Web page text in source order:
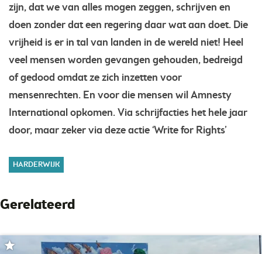
zijn, dat we van alles mogen zeggen, schrijven en
doen zonder dat een regering daar wat aan doet. Die
vrijheid is er in tal van landen in de wereld niet! Heel
veel mensen worden gevangen gehouden, bedreigd
of gedood omdat ze zich inzetten voor
mensenrechten. En voor die mensen wil Amnesty
International opkomen. Via schrijfacties het hele jaar
door, maar zeker via deze actie ‘Write for Rights’
HARDERWIJK
Gerelateerd